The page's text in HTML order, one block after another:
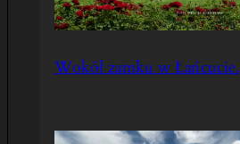
Wokół zamku w Łańcucie.